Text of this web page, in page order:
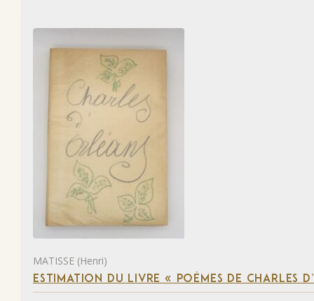
MATISSE (Henri)
ESTIMATION DU LIVRE « POÈMES DE CHARLES